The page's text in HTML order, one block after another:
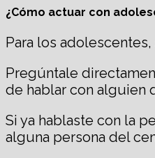
¿Cómo actuar con
Para los
Pregúntale
de hablar con alguien
Si ya hablaste con la
alguna persona del